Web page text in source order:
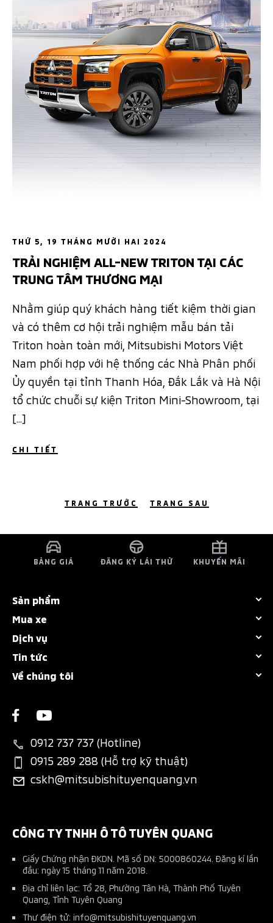
THỨ 5, 19 THÁNG MƯỜI HAI 2024
TRẢI NGHIỆM ALL-NEW TRITON TẠI CÁC
TRUNG TÂM THƯƠNG MẠI
Nhằm giúp quý khách hàng tiết kiệm thời gian
và có thêm cơ hội trải nghiệm mẫu bán tải
Triton hoàn toàn mới, Mitsubishi Motors Việt
Nam phối hợp với hệ thống các Nhà Phân phối
Ủy quyền tại tỉnh Thanh Hóa, Đắk Lắk và Hà Nội
tổ chức chuỗi sự kiện Triton Mini-Showroom, tại
[…]
CHI TIẾT
TRANG TRƯỚC TRANG SAU
BẢNG GIÁ ĐĂNG KÝ LÁI THỬ KHUYẾN MÃI
Sản phẩm
Tất cả dòng xe
Destinator
Attrage
New Xpander
New Xpander Cross
All-New Triton
Pajero Sport
Mua xe
Bảng giá
Chương trình trả góp MAF
Đăng ký lái thử
Phụ kiện chính hãng
Dịch vụ
Chính sách bảo hành
Bảo dưỡng nhanh
Các hạng mục bảo dưỡng
Đặt lịch dịch vụ
Ứng dụng Mitsubishi Connect+
Tin tức
Tin tổng hợp
Tin tuyển dụng
Về chúng tôi
Liên hệ
0912 737 737 (Hotline)
0915 289 288 (Hỗ trợ kỹ thuật)
cskh@mitsubishituyenquang.vn
CÔNG TY TNHH Ô TÔ TUYÊN QUANG
Giấy Chứng nhận ĐKDN. Mã số DN: 5000860244. Đăng kí lần
đầu: ngày 15 tháng 11 năm 2018.
Địa chỉ liên lạc: Tổ 28, Phường Tân Hà, Thành Phố Tuyên
Quang, Tỉnh Tuyên Quang
Thư điện tử: info@mitsubishituyenquang.vn